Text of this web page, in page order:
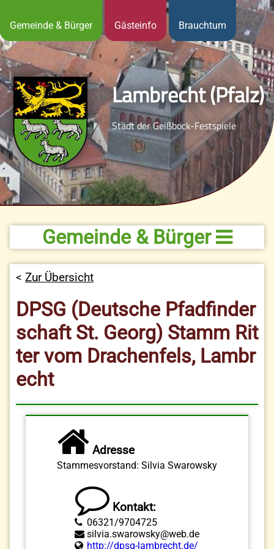
Gemeinde & Bürger Gästeinfo Brauchtum
Lambrecht (Pfalz)
Stadt der Geißbock-Festspiele
Gemeinde & Bürger
Zur Übersicht
DPSG (Deutsche Pfadfinder
schaft St. Georg) Stamm Rit
ter vom Drachenfels, Lambr
echt
Adresse
Stammesvorstand: Silvia Swarowsky
Kontakt:
06321/9704725
silvia.swarowsky@web.de
http://dpsg-lambrecht.de/